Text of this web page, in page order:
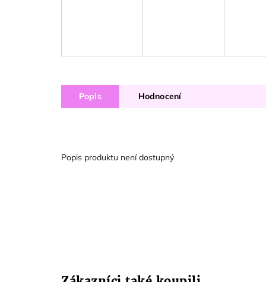
Popis Hodnocení
Popis produktu není dostupný